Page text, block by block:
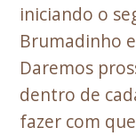
iniciando o
Brumadinho
Daremos
dentro de
fazer com